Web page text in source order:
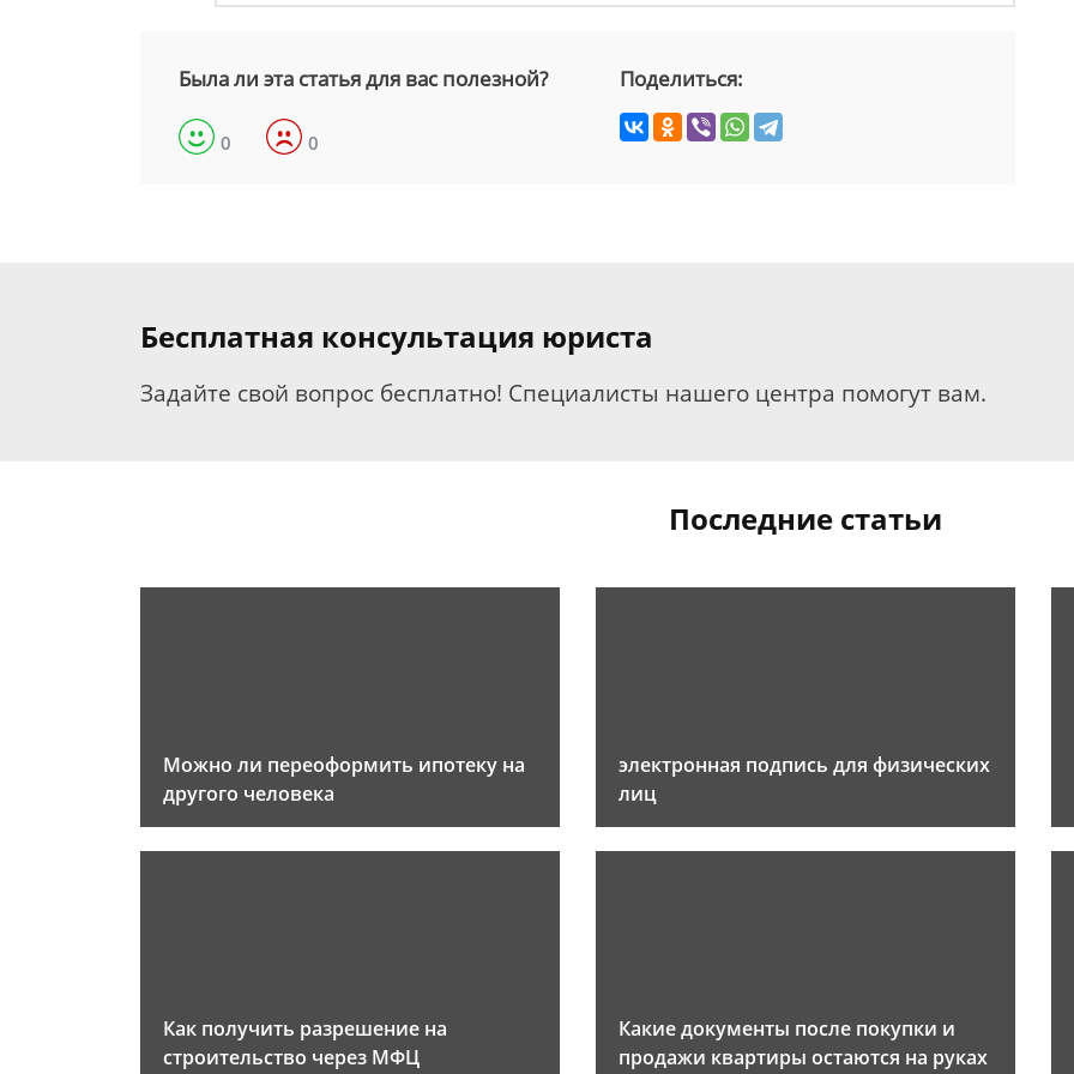
Была ли эта статья для вас полезной?
0 0
Поделиться:
Бесплатная консультация юриста
Задайте свой вопрос бесплатно! Специалисты нашего центра помогут вам.
Последние статьи
Можно ли переоформить ипотеку на
другого человека
электронная подпись для физических
лиц
Как получить разрешение на
строительство через МФЦ
Какие документы после покупки и
продажи квартиры остаются на руках